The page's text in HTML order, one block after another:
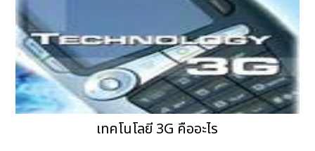
เทคโนโลยี 3G คืออะไร